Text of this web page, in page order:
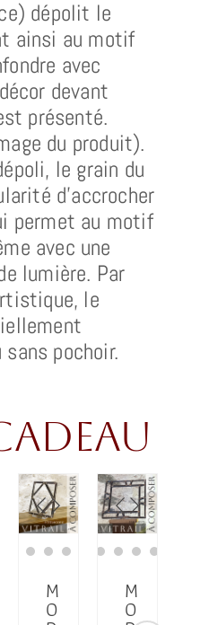
dépolit le
ainsi au motif
avec
devant
présenté.
du produit).
le grain du
d’accrocher
permet au motif
avec une
lumière. Par
le
pochoir.
M
O
M
O